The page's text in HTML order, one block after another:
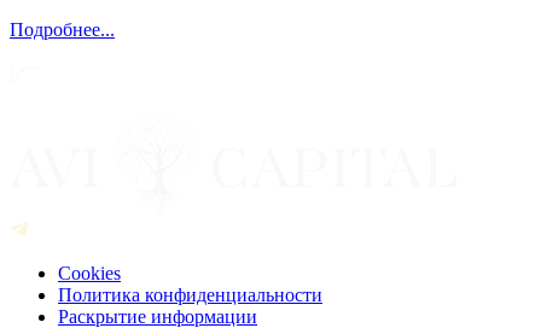
Подробнее...
Cookies
Политика конфиденциальности
Раскрытие информации